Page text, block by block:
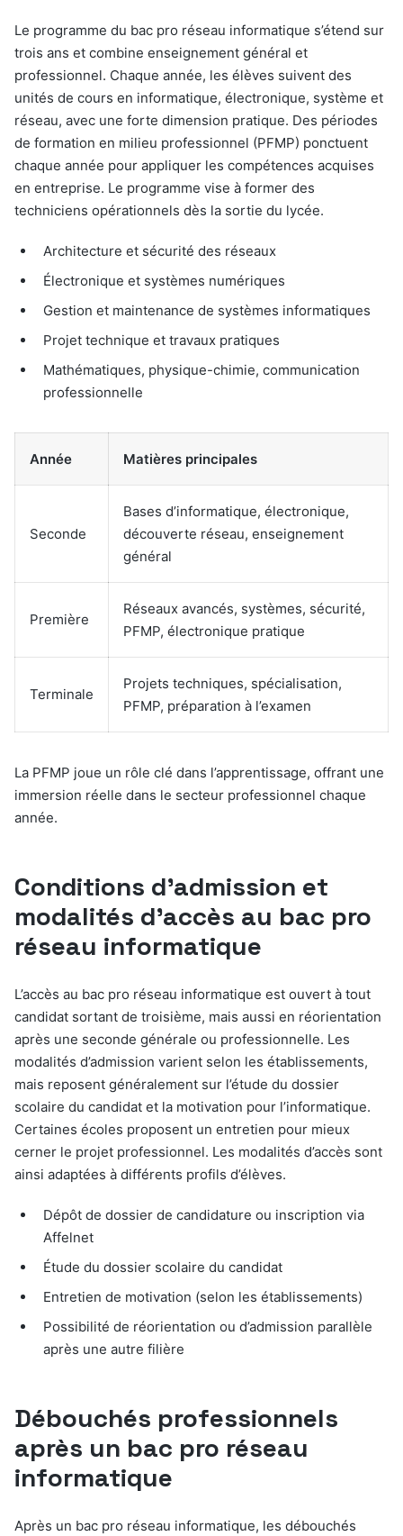
Le programme du bac pro réseau informatique s’étend sur
trois ans et combine enseignement général et
professionnel. Chaque année, les élèves suivent des
unités de cours en informatique, électronique, système et
réseau, avec une forte dimension pratique. Des périodes
de formation en milieu professionnel (PFMP) ponctuent
chaque année pour appliquer les compétences acquises
en entreprise. Le programme vise à former des
techniciens opérationnels dès la sortie du lycée.
Architecture et sécurité des réseaux
Électronique et systèmes numériques
Gestion et maintenance de systèmes informatiques
Projet technique et travaux pratiques
Mathématiques, physique-chimie, communication
professionnelle
Année Matières principales
Seconde
Bases d’informatique, électronique,
découverte réseau, enseignement
général
Première
Réseaux avancés, systèmes, sécurité,
PFMP, électronique pratique
Terminale
Projets techniques, spécialisation,
PFMP, préparation à l’examen
La PFMP joue un rôle clé dans l’apprentissage, offrant une
immersion réelle dans le secteur professionnel chaque
année.
Conditions d’admission et
modalités d’accès au bac pro
réseau informatique
L’accès au bac pro réseau informatique est ouvert à tout
candidat sortant de troisième, mais aussi en réorientation
après une seconde générale ou professionnelle. Les
modalités d’admission varient selon les établissements,
mais reposent généralement sur l’étude du dossier
scolaire du candidat et la motivation pour l’informatique.
Certaines écoles proposent un entretien pour mieux
cerner le projet professionnel. Les modalités d’accès sont
ainsi adaptées à différents profils d’élèves.
Dépôt de dossier de candidature ou inscription via
Affelnet
Étude du dossier scolaire du candidat
Entretien de motivation (selon les établissements)
Possibilité de réorientation ou d’admission parallèle
après une autre filière
Débouchés professionnels
après un bac pro réseau
informatique
Après un bac pro réseau informatique, les débouchés